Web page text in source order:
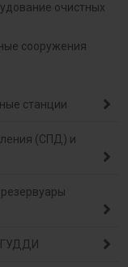
очистных
сооружения
станции
(СПД) и
ГУДДИ